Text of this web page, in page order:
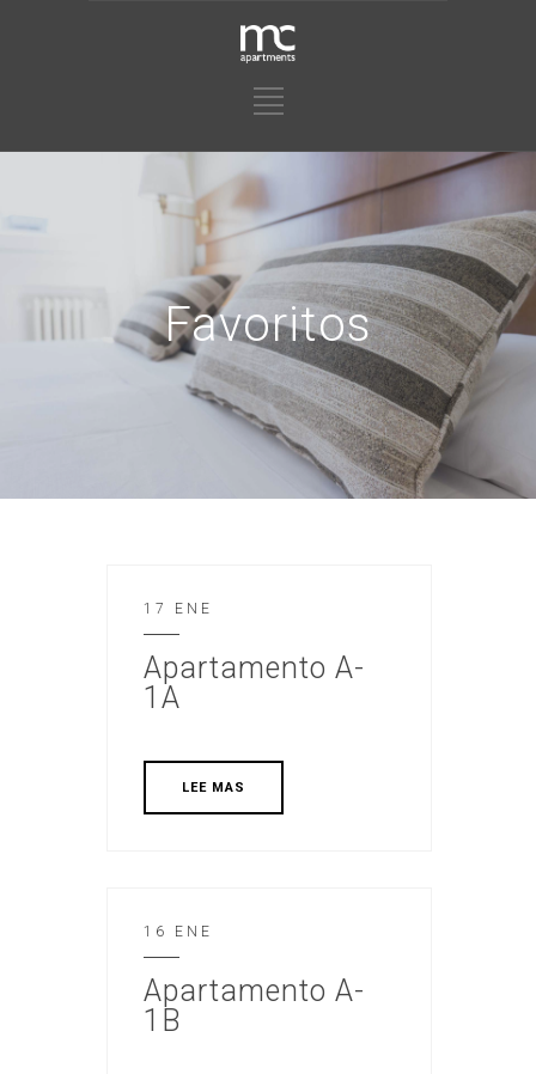
Favoritos
17 ENE
Apartamento A-
1A
LEE MAS
16 ENE
Apartamento A-
1B